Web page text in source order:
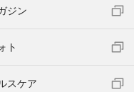
ジン
ト
スケア